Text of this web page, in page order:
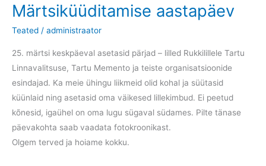
Märtsiküüditamise aastapäev
Teated / administraator
25. märtsi keskpäeval asetasid pärjad – lilled Rukkilillele Tartu
Linnavalitsuse, Tartu Memento ja teiste organisatsioonide
esindajad. Ka meie ühingu liikmeid olid kohal ja süütasid
küünlaid ning asetasid oma väikesed lillekimbud. Ei peetud
kõnesid, igaühel on oma lugu sügaval südames. Pilte tänase
päevakohta saab vaadata fotokroonikast.
Olgem terved ja hoiame kokku.